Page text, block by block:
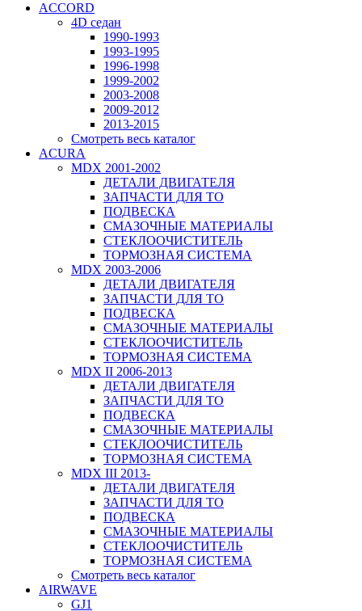
ACCORD
4D седан
1990-1993
1993-1995
1996-1998
1999-2002
2003-2008
2009-2012
2013-2015
Смотреть весь каталог
ACURA
MDX 2001-2002
ДЕТАЛИ ДВИГАТЕЛЯ
ЗАПЧАСТИ ДЛЯ ТО
ПОДВЕСКА
СМАЗОЧНЫЕ МАТЕРИАЛЫ
СТЕКЛООЧИСТИТЕЛЬ
ТОРМОЗНАЯ СИСТЕМА
MDX 2003-2006
ДЕТАЛИ ДВИГАТЕЛЯ
ЗАПЧАСТИ ДЛЯ ТО
ПОДВЕСКА
СМАЗОЧНЫЕ МАТЕРИАЛЫ
СТЕКЛООЧИСТИТЕЛЬ
ТОРМОЗНАЯ СИСТЕМА
MDX II 2006-2013
ДЕТАЛИ ДВИГАТЕЛЯ
ЗАПЧАСТИ ДЛЯ ТО
ПОДВЕСКА
СМАЗОЧНЫЕ МАТЕРИАЛЫ
СТЕКЛООЧИСТИТЕЛЬ
ТОРМОЗНАЯ СИСТЕМА
MDX III 2013-
ДЕТАЛИ ДВИГАТЕЛЯ
ЗАПЧАСТИ ДЛЯ ТО
ПОДВЕСКА
СМАЗОЧНЫЕ МАТЕРИАЛЫ
СТЕКЛООЧИСТИТЕЛЬ
ТОРМОЗНАЯ СИСТЕМА
Смотреть весь каталог
AIRWAVE
GJ1